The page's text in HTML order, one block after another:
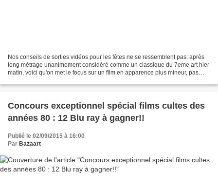
Nos conseils de sorties vidéos pour les fêtes ne se ressemblent pas: après
long métrage unanimement considéré comme un classique du 7eme art hier
matin, voici qu'on met le focus sur un film en apparence plus mineur, pas
Concours exceptionnel spécial films cultes des
années 80 : 12 Blu ray à gagner!!
Publié le 02/09/2015 à 16:00
Par Bazaart